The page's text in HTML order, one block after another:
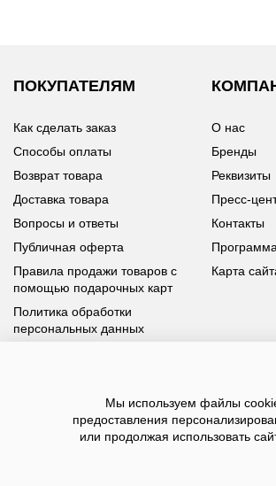
ПОКУПАТЕЛЯМ
Как сделать заказ
Способы оплаты
Возврат товара
Доставка товара
Вопросы и ответы
Публичная оферта
Правила продажи товаров с
помощью подарочных карт
Политика обработки
персональных данных
О нас
Бренды
Реквизиты
Пресс-
Контакты
Карта
У вас возникли вопросы?
Позвоните нам по телефону8 800 100 93 39
форму, мы обязательно с вами свяжемся
Мы используем файлы
предоставления
или продолжая использовать